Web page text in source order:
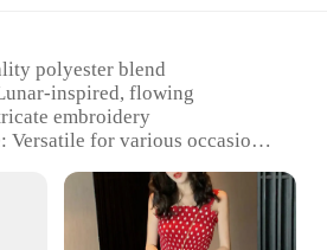
polyester blend
inspired, flowing
embroidery
Versatile for various occasions,
Lightweight,
resistant
Comes with a matching